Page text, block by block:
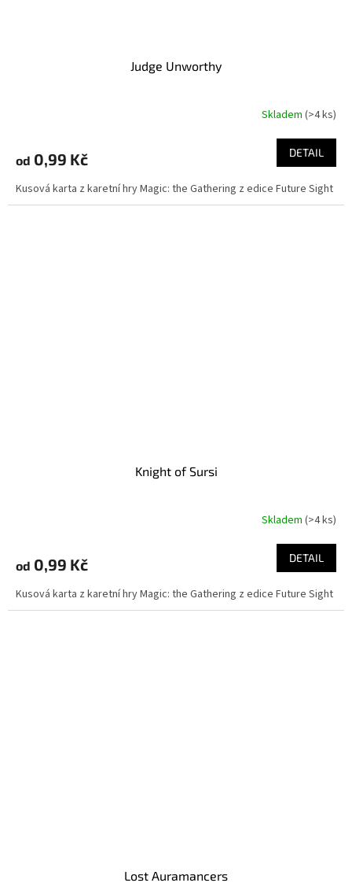
Judge Unworthy
Skladem (>4 ks)
od 0,99 Kč DETAIL
Kusová karta z karetní hry Magic: the Gathering z edice Future Sight
Knight of Sursi
Skladem (>4 ks)
od 0,99 Kč DETAIL
Kusová karta z karetní hry Magic: the Gathering z edice Future Sight
Lost Auramancers